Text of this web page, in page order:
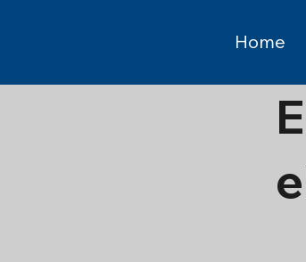
Home